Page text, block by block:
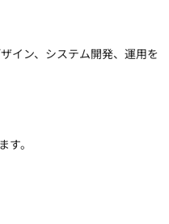
イン、システム開発、運用を
。